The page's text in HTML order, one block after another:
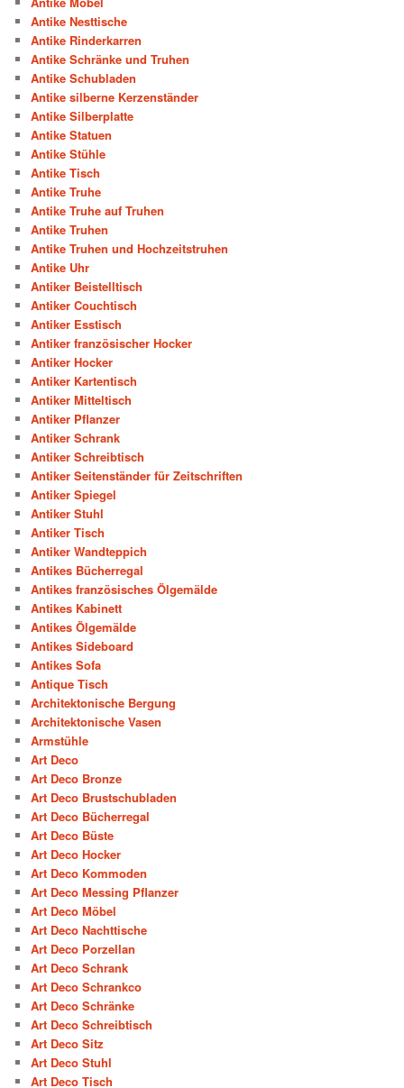
Antike Nesttische
Antike Rinderkarren
Antike Schränke und Truhen
Antike Schubladen
Antike silberne Kerzenständer
Antike Silberplatte
Antike Statuen
Antike Stühle
Antike Tisch
Antike Truhe
Antike Truhe auf Truhen
Antike Truhen
Antike Truhen und Hochzeitstruhen
Antike Uhr
Antiker Beistelltisch
Antiker Couchtisch
Antiker Esstisch
Antiker französischer Hocker
Antiker Hocker
Antiker Kartentisch
Antiker Mitteltisch
Antiker Pflanzer
Antiker Schrank
Antiker Schreibtisch
Antiker Seitenständer für Zeitschriften
Antiker Spiegel
Antiker Stuhl
Antiker Tisch
Antiker Wandteppich
Antikes Bücherregal
Antikes französisches Ölgemälde
Antikes Kabinett
Antikes Ölgemälde
Antikes Sideboard
Antikes Sofa
Antique Tisch
Architektonische Bergung
Architektonische Vasen
Armstühle
Art Deco
Art Deco Bronze
Art Deco Brustschubladen
Art Deco Bücherregal
Art Deco Büste
Art Deco Hocker
Art Deco Kommoden
Art Deco Messing Pflanzer
Art Deco Möbel
Art Deco Nachttische
Art Deco Porzellan
Art Deco Schrank
Art Deco Schrankco
Art Deco Schränke
Art Deco Schreibtisch
Art Deco Sitz
Art Deco Stuhl
Art Deco Tisch